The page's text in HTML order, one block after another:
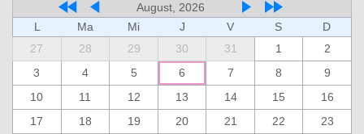
August, 2026
L
Ma Mi J V S
D
27
28 29 30 31 1
2
3
4 5 6 7 8
9
10
11 12 13 14 15
16
17
18 19 20 21 22
23